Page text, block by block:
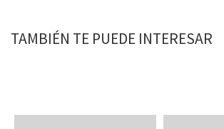
TAMBIÉN TE PUEDE INTERESAR